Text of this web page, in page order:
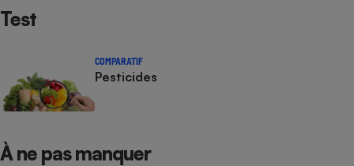
Test
COMPARATIF
Pesticides
À ne pas manquer